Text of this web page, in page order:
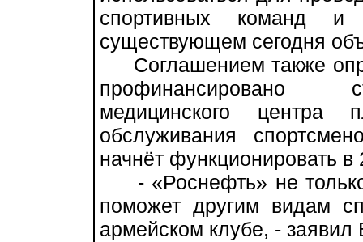
спортивных команд и
существующем сегодня
Соглашением также
профинансировано
медицинского
обслуживания
начнёт функционировать в
- «Роснефть» не
поможет другим видам
армейском клубе, -